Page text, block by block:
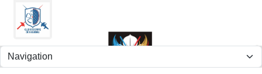
Panneau de gestion des cookies